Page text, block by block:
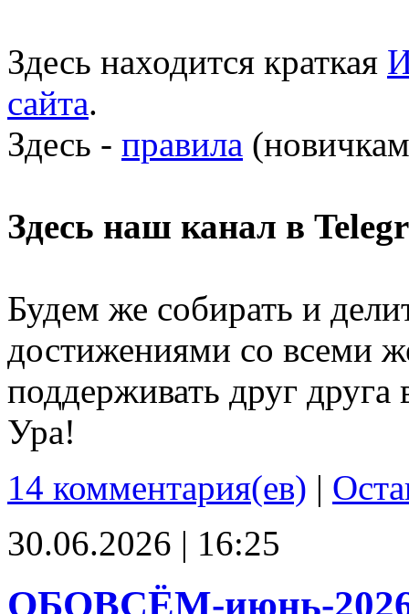
Здесь находится краткая
сайта.
Здесь - правила
Здесь наш канал в
Будем же собирать и
достижениями со всеми
поддерживать друг
Ура!
14 комментария(ев) |
30.06.2026 | 16:25
ОБОВСЁМ-июнь-